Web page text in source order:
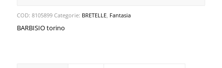
COD: 8105899 Categorie: BRETELLE, Fantasia
BARBISIO torino